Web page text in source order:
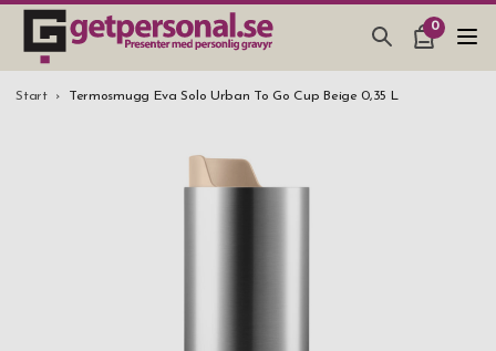
0
PRESENTER & PRYLAR
SMYCKEN & ACCESSOARER
Start Termosmugg Eva Solo Urban To Go Cup Beige 0,35 L